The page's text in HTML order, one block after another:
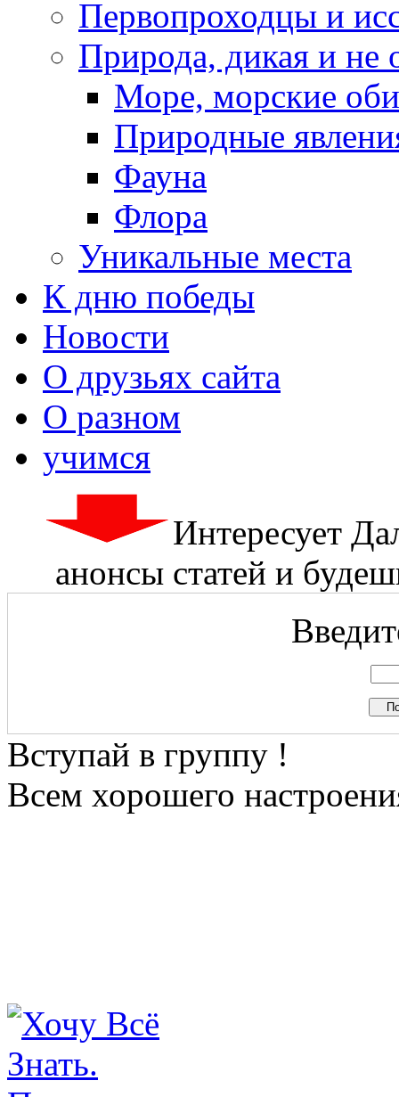
Первопроходцы и
Природа, дикая и не
Море, морские
Природные
Фауна
Флора
Уникальные места
К дню победы
Новости
О друзьях сайта
О разном
учимся
Интересует
анонсы статей и
Вступай в группу !
Всем хорошего